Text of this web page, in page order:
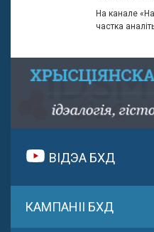
На канале
частка
ВІДЭА БХД
КАМПАНІІ БХД